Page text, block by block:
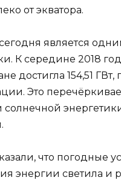
от экватора.
является
К середине 2018
достигла 154,51
Это
что погодные
энергии светила и